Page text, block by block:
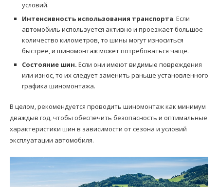
условий.
Интенсивность использования транспорта. Если
автомобиль используется активно и проезжает большое
количество километров, то шины могут износиться
быстрее, и шиномонтаж может потребоваться чаще.
Состояние шин. Если они имеют видимые повреждения
или износ, то их следует заменить раньше установленного
графика шиномонтажа.
В целом, рекомендуется проводить шиномонтаж как минимум
дваждыв год, чтобы обеспечить безопасность и оптимальные
характеристики шин в зависимости от сезона и условий
эксплуатации автомобиля.